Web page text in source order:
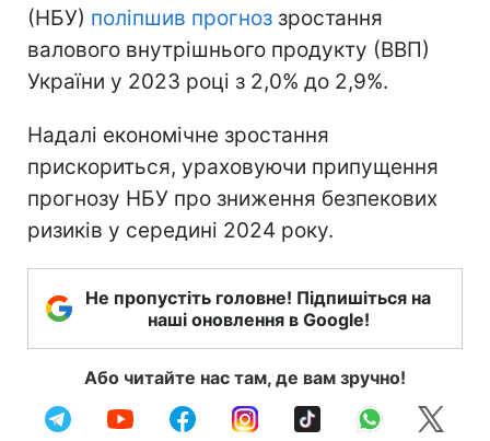
(НБУ) поліпшив прогноз зростання
валового внутрішнього продукту (ВВП)
України у 2023 році з 2,0% до 2,9%.
Надалі економічне зростання
прискориться, ураховуючи припущення
прогнозу НБУ про зниження безпекових
ризиків у середині 2024 року.
Не пропустіть головне! Підпишіться на
наші оновлення в Google!
Або читайте нас там, де вам зручно!